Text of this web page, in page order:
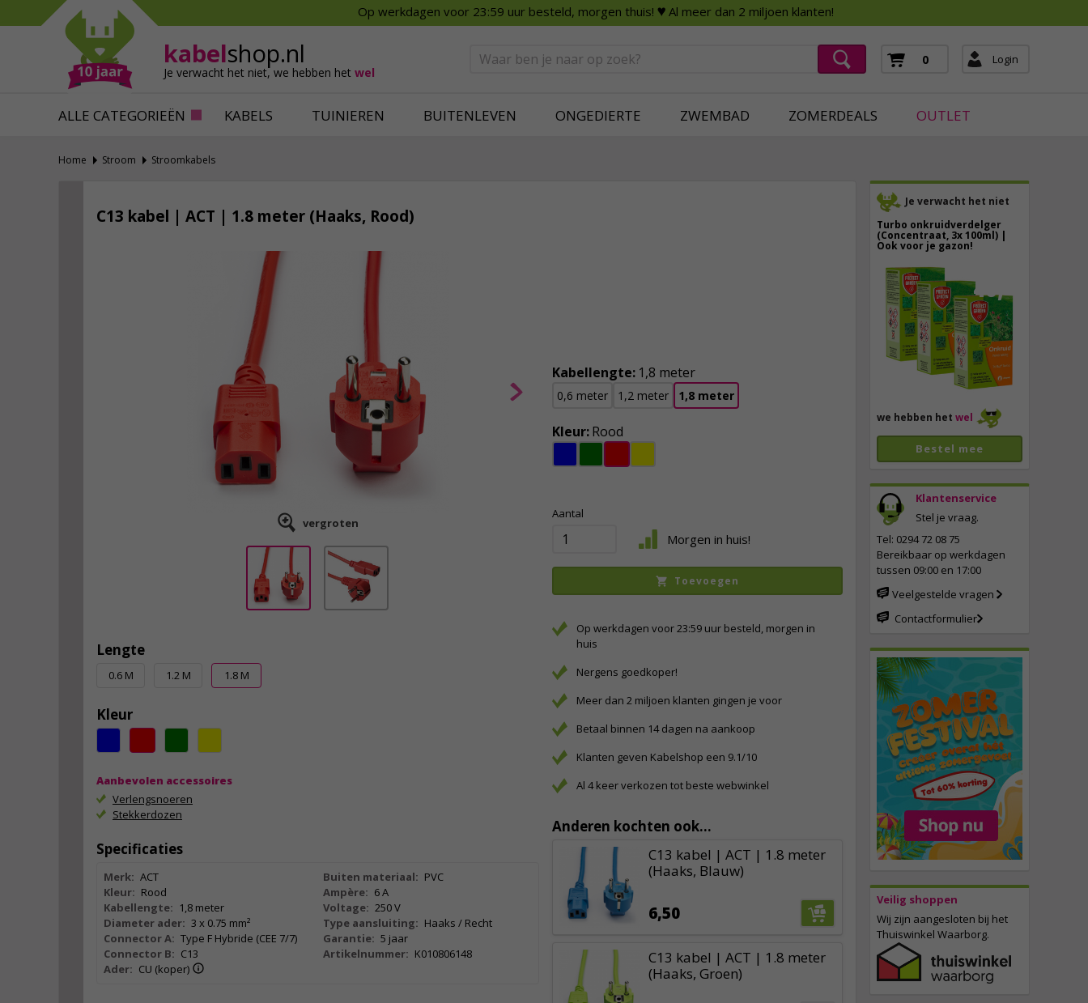
Op werkdagen voor 23:59 uur besteld, morgen thuis! ♥ Al meer dan 2 miljoen klanten!
kabelshop.nl
Je verwacht het niet, we hebben het wel
0 Login
ALLE CATEGORIEËN KABELS TUINIEREN BUITENLEVEN ONGEDIERTE ZWEMBAD ZOMERDEALS OUTLET
Mollen verjagen
Slakken bestrijden
Katten verjagen
Alles tegen ongedierte
Verfbenodigdheden
Behangbenodigdheden
Ventilatie
Smart Home
Deurbellen
Slimme beveiliging
Home Stroom Stroomkabels
Je verwacht het niet
Turbo onkruidverdelger
(Concentraat, 3x 100ml) |
Ook voor je gazon!
40,
we hebben het wel
Bestel mee
Klantenservice
Stel je vraag.
Tel: 0294 72 08 75
Bereikbaar op werkdagen
tussen 09:00 en 17:00
Veelgestelde vragen
Contactformulier
Veilig shoppen
Wij zijn aangesloten bij het
Thuiswinkel Waarborg.
C13 kabel | ACT | 1.8 meter (Haaks, Rood)
vergroten
Lengte
0.6 M 1.2 M 1.8 M
Kleur
Aanbevolen accessoires
Verlengsnoeren
Stekkerdozen
Specificaties
Merk: ACT
Kleur: Rood
Kabellengte: 1,8 meter
Diameter ader: 3 x 0.75 mm²
Connector A: Type F Hybride (CEE 7/7)
Connector B: C13
Ader: CU (koper)
Buiten materiaal: PVC
Ampère: 6 A
Voltage: 250 V
Type aansluiting: Haaks / Recht
Garantie: 5 jaar
Artikelnummer: K010806148
Kabellengte: 1,8 meter
0,6 meter 1,2 meter 1,8 meter
Kleur:Rood
Aantal
Morgen in huis!
Toevoegen
Op werkdagen voor 23:59 uur besteld, morgen in
huis
Nergens goedkoper!
Meer dan 2 miljoen klanten gingen je voor
Betaal binnen 14 dagen na aankoop
Klanten geven Kabelshop een 9.1/10
Al 4 keer verkozen tot beste webwinkel
Anderen kochten ook...
C13 kabel | ACT | 1.8 meter
(Haaks, Blauw)
6,50
C13 kabel | ACT | 1.8 meter
(Haaks, Groen)